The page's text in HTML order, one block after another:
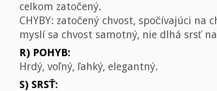
celkom zatočený.
CHYBY: zatočený chvost, spočívajúci na
myslí sa chvost samotný, nie dlhá srsť
R) POHYB:
Hrdý, voľný, ľahký, elegantný.
S) SRSŤ: